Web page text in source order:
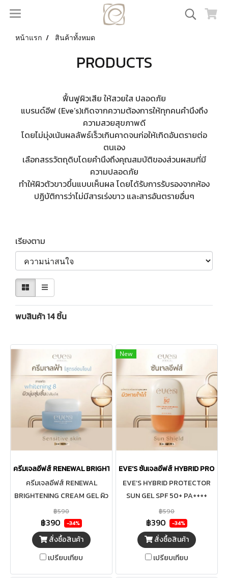
หน้าแรก สินค้าทั้งหมด
PRODUCTS
ฟื้นฟูผิวเสีย ให้สวยใส ปลอดภัย
แบรนด์อีฟ (Eve’s)เกิดจากความต้องการให้ทุกคนคำนึงถึง
ความสวยสุขภาพดี
โดยไม่มุ่งเน้นผลลัพธ์เร็วเกินคาดจนก่อให้เกิดอันตรายต่อ
ตนเอง
เลือกสรรวัตถุดิบโดยคำนึงถึงคุณสมบัติของส่วนผสมที่มี
ความปลอดภัย
ทำให้ผิวตัวขาวขึ้นแบบเห็นผล โดยได้รับการรับรองจากห้อง
ปฏิบัติการว่าไม่มีสารเร่งขาว และสารอันตรายอื่นๆ
เรียงตาม
พบสินค้า 14 ชิ้น
ครีมเจลอีฟส์ RENEWAL BRIGHTENING CREAM GEL
ครีมเจลอีฟส์ RENEWAL
BRIGHTENING CREAM GEL ผิว
ขาวกระจ่างใส เปล่งปลั่ง ผิวเนียน
นุ่ม ชุ่มชื้น อย่างอ่อนโยน
฿590
฿390 -34%
สั่งซื้อสินค้า
เปรียบเทียบ
New
EVE’S ซันเจลอีฟส์ HYBRID
EVE’S HYBRID PROTECTOR
SUN GEL SPF 50+ PA++++
ผลิตภัณฑ์ป้องกันแสงแดด เนื้อ
เจล SPF50+ PA++++ ปกป้องผิว
จากแสงแดด UVA/UVB ด้วย
นวัตกรรม Skin-mimicking film
formulation ช่วยปกป้องผิวจาก
มลภาวะ ผสานกับ Microbiota
฿590
฿390 -34%
สั่งซื้อสินค้า
เปรียบเทียบ